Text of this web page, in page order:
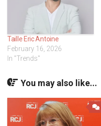
Taille Eric Antoine
February 16, 2026
In "Trends"
You may also like...